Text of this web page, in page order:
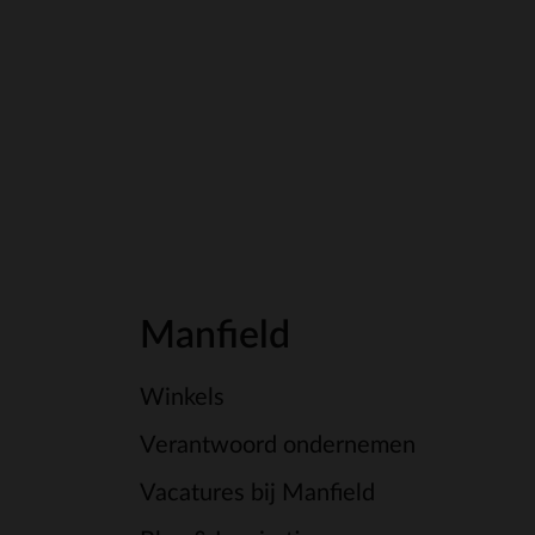
Manfield
Winkels
Verantwoord ondernemen
Vacatures bij Manfield